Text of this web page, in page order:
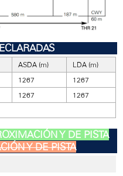
ASDA (m)
LDA (m)
1267
1267
1267
1267
Y DE PISTA
Y DE PISTA